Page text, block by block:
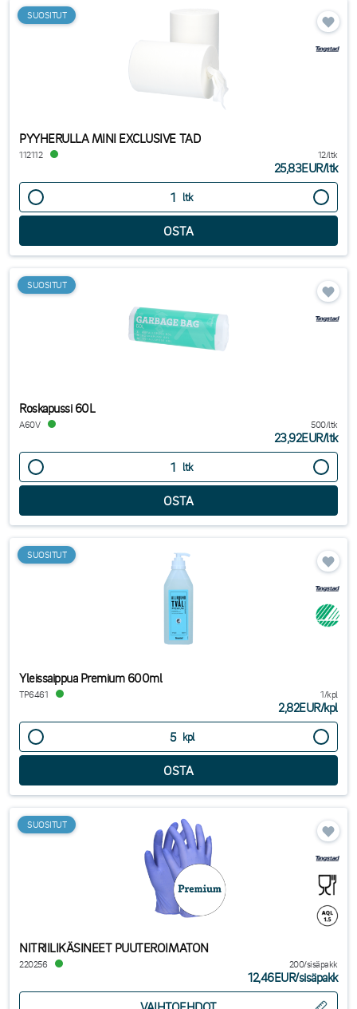
SUOSITUT
PYYHERULLA MINI EXCLUSIVE TAD
112112 12/ltk
25,83EUR/ltk
ltk
SUOSITUT
Roskapussi 60L
A60V 500/ltk
23,92EUR/ltk
ltk
SUOSITUT
Yleissaippua Premium 600ml
TP6461 1/kpl
2,82EUR/kpl
kpl
SUOSITUT
NITRIILIKÄSINEET PUUTEROIMATON
220256 200/sisäpakk
12,46EUR/sisäpakk